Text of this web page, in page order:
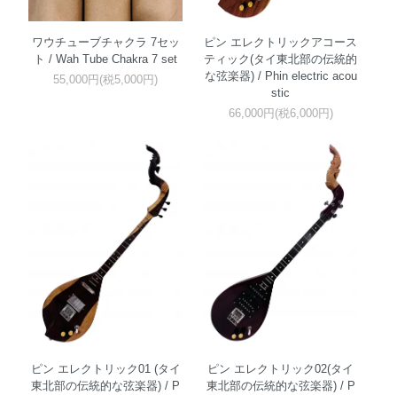
ワウチューブチャクラ 7セッ
ト / Wah Tube Chakra 7 set
55,000円(税5,000円)
ピン エレクトリックアコース
ティック(タイ東北部の伝統的
な弦楽器) / Phin electric acou
stic
66,000円(税6,000円)
ピン エレクトリック01 (タイ
東北部の伝統的な弦楽器) / P
ピン エレクトリック02(タイ
東北部の伝統的な弦楽器) / P